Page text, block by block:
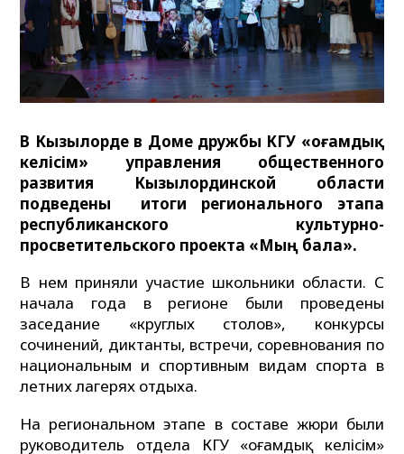
В Кызылорде в Доме дружбы КГУ «Қоғамдық
келісім» управления общественного
развития Кызылординской области
подведены итоги регионального этапа
республиканского культурно-
просветительского проекта «Мың бала».
В нем приняли участие школьники области. С
начала года в регионе были проведены
заседание «круглых столов», конкурсы
сочинений, диктанты, встречи, соревнования по
национальным и спортивным видам спорта в
летних лагерях отдыха.
На региональном этапе в составе жюри были
руководитель отдела КГУ «Қоғамдық келісім»